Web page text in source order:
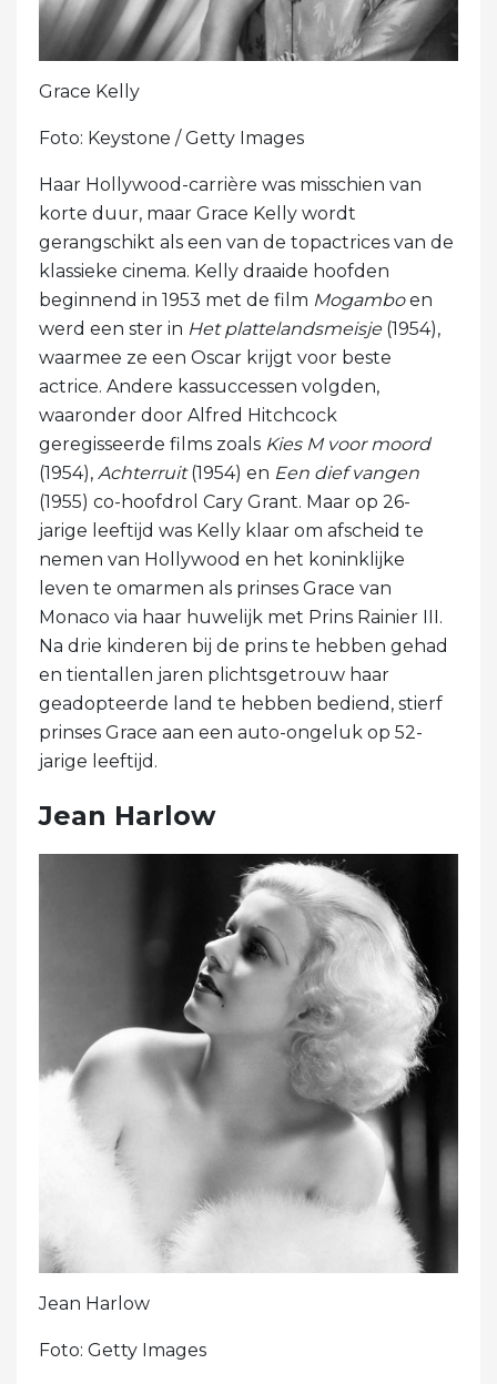
Grace Kelly
Foto: Keystone / Getty Images
Haar Hollywood-carrière was misschien van
korte duur, maar Grace Kelly wordt
gerangschikt als een van de topactrices van de
klassieke cinema. Kelly draaide hoofden
beginnend in 1953 met de film Mogamboen
werd een ster in Het plattelandsmeisje(1954),
waarmee ze een Oscar krijgt voor beste
actrice. Andere kassuccessen volgden,
waaronder door Alfred Hitchcock
geregisseerde films zoals Kies M voor moord
(1954), Achterruit(1954) en Een dief vangen
(1955) co-hoofdrol Cary Grant. Maar op 26-
jarige leeftijd was Kelly klaar om afscheid te
nemen van Hollywood en het koninklijke
leven te omarmen als prinses Grace van
Monaco via haar huwelijk met Prins Rainier III.
Na drie kinderen bij de prins te hebben gehad
en tientallen jaren plichtsgetrouw haar
geadopteerde land te hebben bediend, stierf
prinses Grace aan een auto-ongeluk op 52-
jarige leeftijd.
Jean Harlow
Jean Harlow
Foto: Getty Images